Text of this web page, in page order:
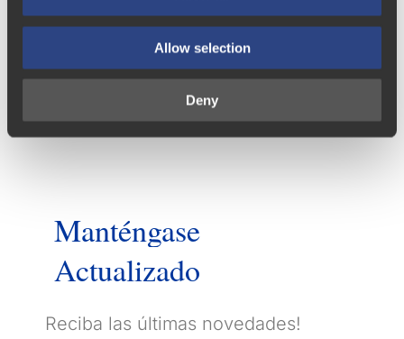
Allow selection
Deny
Quinta das Carvalhas
Quinta do Crasto
Manténgase
Actualizado
Reciba las últimas novedades!